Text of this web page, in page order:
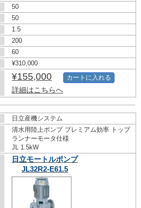
50
50
1.5
200
60
¥310,000
¥155,000
詳細はこちらへ
カートに入れる
日立産機システム
清水用陸上ポンプ プレミアム効率 トップ
ランナーモータ仕様
JL 1.5kW
日立モートルポンプ
JL32R2-E61.5